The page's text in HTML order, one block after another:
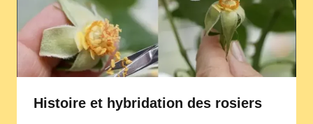
Histoire et hybridation des rosiers